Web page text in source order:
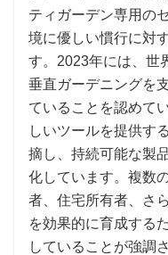
ティガーデン専用の
境に優しい慣行に対
す。2023年には、世
垂直ガーデニングを
ていることを認めて
しいツールを提供す
摘し、持続可能な製
化しています。複数
者、住宅所有者、さ
を効果的に育成する
していることが強調